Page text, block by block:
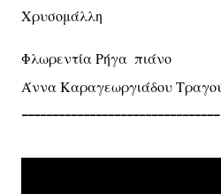
Χρυσομάλλη
Φλωρεντία Ρήγα πιάνο
Άννα Καραγεωργιάδου
--------------------------------